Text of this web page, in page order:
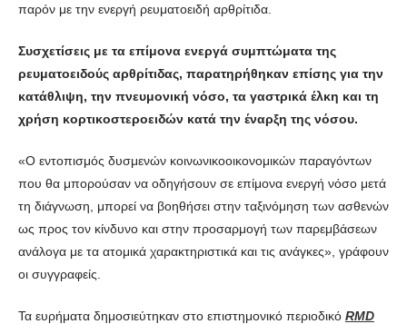
παρόν με την ενεργή ρευματοειδή αρθρίτιδα.
Συσχετίσεις με τα επίμονα ενεργά συμπτώματα της
ρευματοειδούς αρθρίτιδας, παρατηρήθηκαν επίσης για την
κατάθλιψη, την πνευμονική νόσο, τα γαστρικά έλκη και τη
χρήση κορτικοστεροειδών κατά την έναρξη της νόσου.
«Ο εντοπισμός δυσμενών κοινωνικοοικονομικών παραγόντων
που θα μπορούσαν να οδηγήσουν σε επίμονα ενεργή νόσο μετά
τη διάγνωση, μπορεί να βοηθήσει στην ταξινόμηση των ασθενών
ως προς τον κίνδυνο και στην προσαρμογή των παρεμβάσεων
ανάλογα με τα ατομικά χαρακτηριστικά και τις ανάγκες», γράφουν
οι συγγραφείς.
Τα ευρήματα δημοσιεύτηκαν στο επιστημονικό περιοδικό RMD